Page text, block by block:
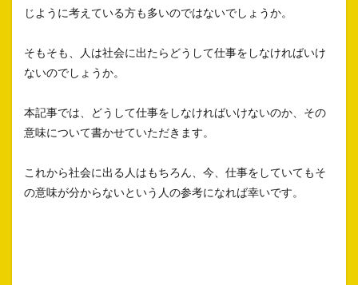
じように考えている方も多いのではないでしょうか。
そもそも、人は社会に出たらどうして仕事をしなければいけ
ないのでしょうか。
本記事では、どうして仕事をしなければいけないのか、その
意味について書かせていただきます。
これから社会に出る人はもちろん、今、仕事をしていてもそ
の意味が分からないという人の参考になれば幸いです。